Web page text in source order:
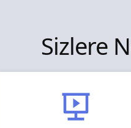
Sizlere